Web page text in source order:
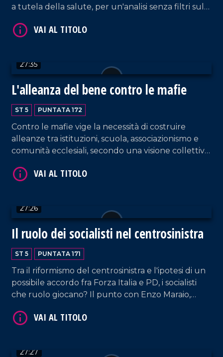
a tutela della salute, per un'analisi senza filtri sulla
27:35
L'alleanza del bene contro le mafie
ST 5 PUNTATA 172
Contro le mafie vige la necessità di costruire
alleanze tra istituzioni, scuola, associazionismo e
comunità ecclesiali, secondo una visione collettiva
del dibattito Mons. Francesco Savino, vescovo
il Mezzogiorno. In studio, insieme a Pier Paolo
Cambareri, il prof. Giancarlo Costabile.
27:26
Il ruolo dei socialisti nel centrosinistra
ST 5 PUNTATA 171
Tra il riformismo del centrosinistra e l'ipotesi di un
possibile accordo fra Forza Italia e PD, i socialisti
che ruolo giocano? Il punto con Enzo Maraio,
segretario regionale del Partito Socialista Italiano.
27:27
VAI AL TITOLO
VAI AL TITOLO